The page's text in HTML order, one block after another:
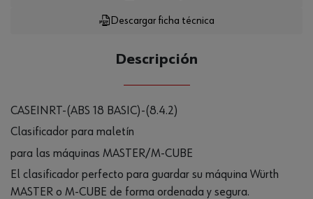
Descargar ficha técnica
Descripción
CASEINRT-(ABS 18 BASIC)-(8.4.2)
Clasificador para maletín
para las máquinas MASTER/M-CUBE
El clasificador perfecto para guardar su máquina Würth
MASTER o M-CUBE de forma ordenada y segura.